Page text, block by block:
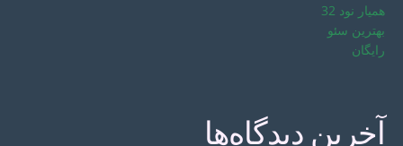
همیار نود 32
بهترین سئو
رایگان
آخرین دیدگاه‌ها